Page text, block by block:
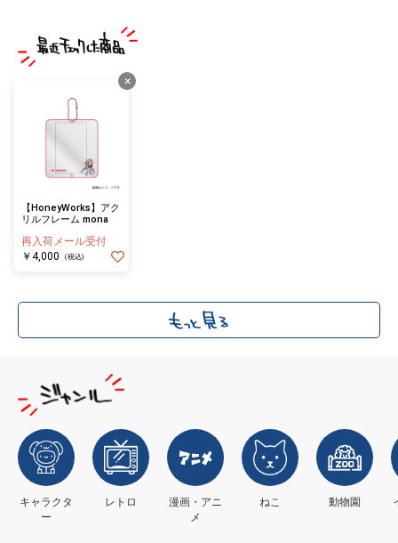
×
【HoneyWorks】アク
リルフレーム mona
再入荷メール受付
￥4,000
(税込)
キャラクタ
ー
レトロ
漫画・アニ
メ
ねこ 動物園